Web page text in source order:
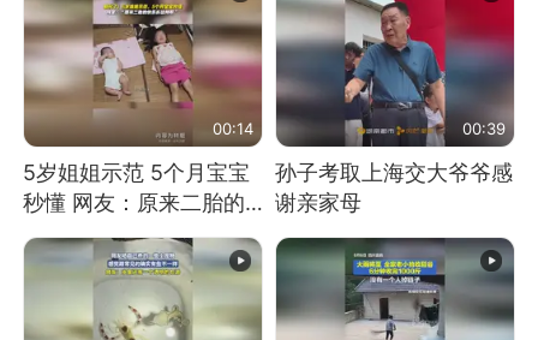
00:14
5岁姐姐示范 5个月宝宝
秒懂 网友：原来二胎的
快乐长这样
00:39
孙子考取上海交大爷爷感
谢亲家母